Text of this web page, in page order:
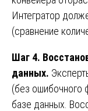
Интегратор
(сравнение
Шаг 4.
данных.
(без ошибочного
базе данных.